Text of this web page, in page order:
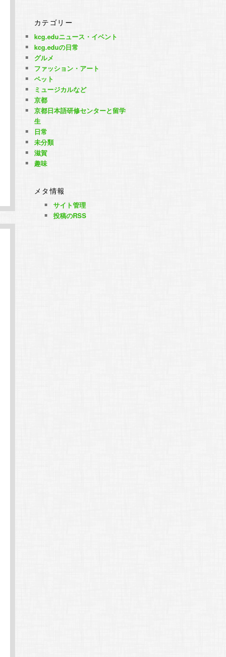
カテゴリー
kcg.eduニュース・イベント
kcg.eduの日常
グルメ
ファッション・アート
ペット
ミュージカルなど
京都
京都日本語研修センターと留学
生
日常
未分類
滋賀
趣味
メタ情報
サイト管理
投稿のRSS